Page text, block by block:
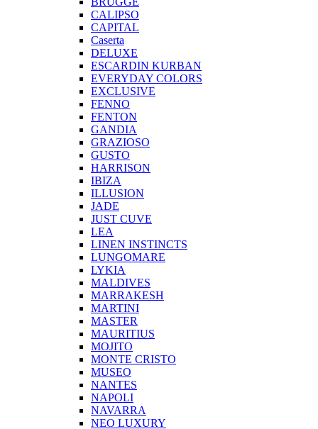
CALIPSO
CAPITAL
Caserta
DELUXE
ESCARDIN KURBAN
EVERYDAY COLORS
EXCLUSIVE
FENNO
FENTON
GANDIA
GRAZIOSO
GUSTO
HARRISON
IBIZA
ILLUSION
JADE
JUST CUVE
LEA
LINEN INSTINCTS
LUNGOMARE
LYKIA
MALDIVES
MARRAKESH
MARTINI
MASTER
MAURITIUS
MOJITO
MONTE CRISTO
MUSEO
NANTES
NAPOLI
NAVARRA
NEO LUXURY